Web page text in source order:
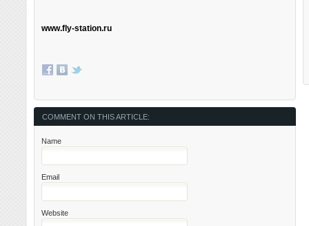
www.fly-station.ru
COMMENT ON THIS ARTICLE:
Name
Email
Website